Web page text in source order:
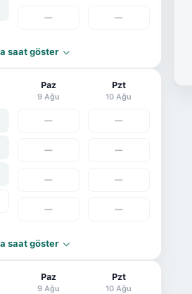
— —
saat göster
Paz
9 Ağu
—
—
—
—
Pzt
10 Ağu
—
—
—
—
saat göster
Paz
9 Ağu
Pzt
10 Ağu